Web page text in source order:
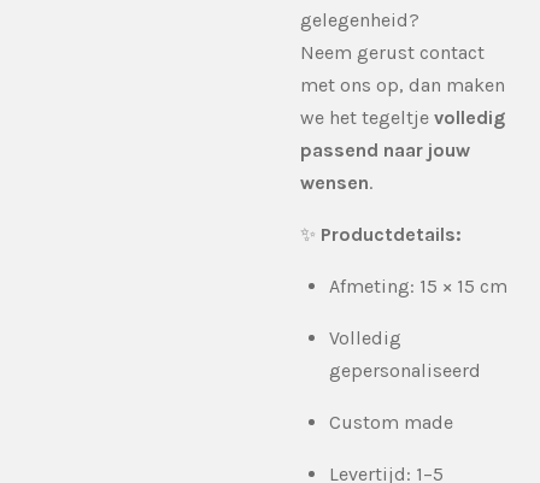
gelegenheid?
Neem gerust contact
met ons op, dan maken
we het tegeltje volledig
passend naar jouw
wensen.
✨ Productdetails:
Afmeting: 15 × 15 cm
Volledig
gepersonaliseerd
Custom made
Levertijd: 1–5